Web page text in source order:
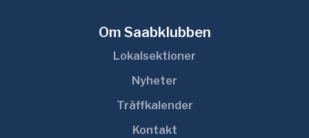
Om Saabklubben
Lokalsektioner
Nyheter
Träffkalender
Kontakt